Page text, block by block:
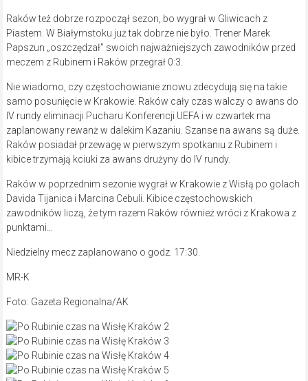
Raków też dobrze rozpoczął sezon, bo wygrał w Gliwicach z
Piastem. W Białymstoku już tak dobrze nie było. Trener Marek
Papszun „oszczędzał” swoich najważniejszych zawodników przed
meczem z Rubinem i Raków przegrał 0:3.
Nie wiadomo, czy częstochowianie znowu zdecydują się na takie
samo posunięcie w Krakowie. Raków cały czas walczy o awans do
IV rundy eliminacji Pucharu Konferencji UEFA i w czwartek ma
zaplanowany rewanż w dalekim Kazaniu. Szanse na awans są duże.
Raków posiadał przewagę w pierwszym spotkaniu z Rubinem i
kibice trzymają kciuki za awans drużyny do IV rundy.
Raków w poprzednim sezonie wygrał w Krakowie z Wisłą po golach
Davida Tijanica i Marcina Cebuli. Kibice częstochowskich
zawodników liczą, że tym razem Raków również wróci z Krakowa z
punktami…
Niedzielny mecz zaplanowano o godz. 17:30.
MR-K
Foto: Gazeta Regionalna/AK